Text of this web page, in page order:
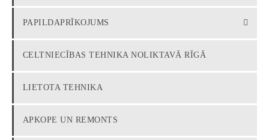
PAPILDAPRĪKOJUMS
CELTNIECĪBAS TEHNIKA NOLIKTAVĀ RĪGĀ
LIETOTA TEHNIKA
APKOPE UN REMONTS